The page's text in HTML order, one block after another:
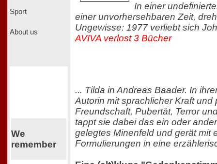
Sport
About us
We
remember
In einer
einer unvorhersehbaren Zeit,
Ungewisse: 1977 verliebt sich
AVIVA verlost 3 Bücher
... Tilda in Andreas Baader. In
Autorin mit sprachlicher Kraft
Freundschaft, Pubertät, Terror
tappt sie dabei das ein oder
gelegtes Minenfeld und gerät mit
Formulierungen in eine